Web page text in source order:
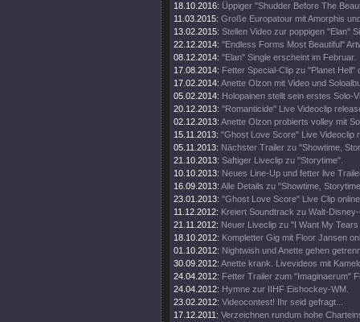
18.10.2016: Üppiger "Shudder Before The
11.03.2015: Große Europatour mit Amorphis
13.02.2015: Stellen Video zur poppigen "Elan"
22.12.2014: "Endless Forms Most Beautiful"
08.12.2014: "Elan" Single erscheint im Februar.
17.08.2014: Fetter Special-Clip zu "Planet Hell"
17.02.2014: Anette Olzon mit Video und
05.02.2014: Holopainen stellt sein erstes Solo-
20.12.2013: "Romanticide" Live Videoclip
02.12.2013: Anette Olzon probierts volley mit
15.11.2013: "Ghost Love Score" Live Videoclip
05.11.2013: Nächster Trailer zu "Showtime,
21.10.2013: Saftiger Liveclip zu "Storytime".
10.10.2013: Neues Line-Up und fetter live
16.09.2013: Alle Details zu "Showtime,
23.01.2013: "Ghost Love Score" Live Clip
11.12.2012: Kreiert Soundtrack zu Walt-
21.11.2012: Neuer Liveclip zu "I Want My
18.10.2012: Kompletter Gig mit Floor Jansen
01.10.2012: Nightwish und Anette gehen
30.09.2012: Anette krank. Livevideos mit
24.04.2012: Fetter Trailer zum "Imaginaerum"
24.04.2012: Hymne zur IIHF Eishockey-WM.
23.02.2012: Videocontest! Ihr seid gefragt...
17.12.2011: Verzeichnen rundum hohe